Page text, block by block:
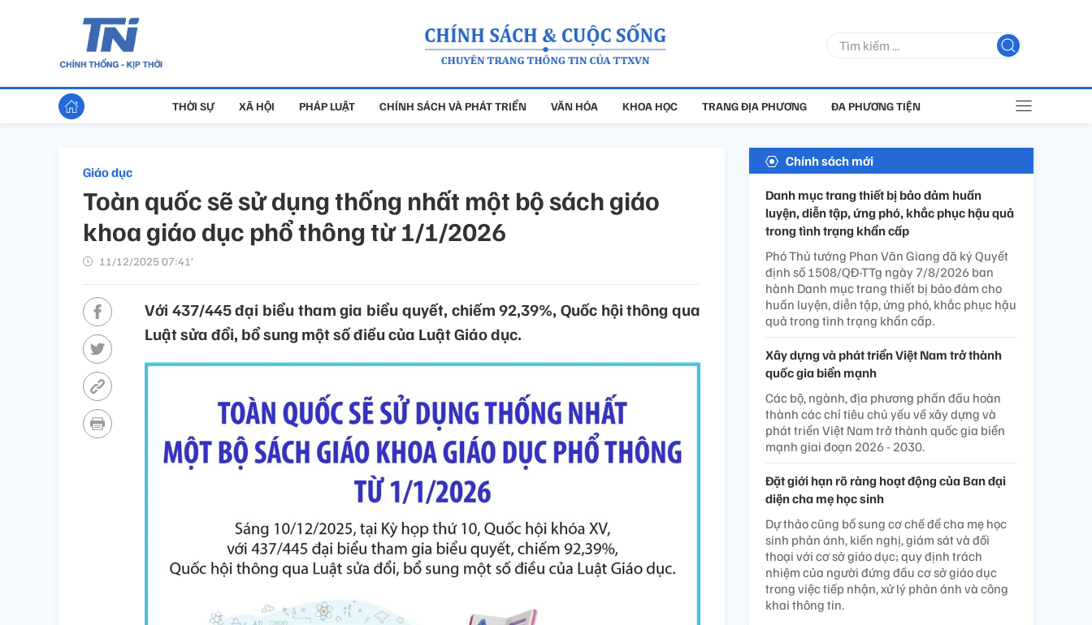
THỜI SỰ XÃ HỘI PHÁP LUẬT CHÍNH SÁCH VÀ PHÁT TRIỂN VĂN HÓA KHOA HỌC TRANG ĐỊA PHƯƠNG ĐA PHƯƠNG TIỆN
Giáo dục
Toàn quốc sẽ sử dụng thống nhất một bộ sách giáo
khoa giáo dục phổ thông từ 1/1/2026
11/12/2025 07:41’
Với 437/445 đại biểu tham gia biểu quyết, chiếm 92,39%, Quốc hội thông qua
Luật sửa đổi, bổ sung một số điều của Luật Giáo dục.
Chính sách mới
Danh mục trang thiết bị bảo đảm huấn
luyện, diễn tập, ứng phó, khắc phục hậu quả
trong tình trạng khẩn cấp
Phó Thủ tướng Phan Văn Giang đã ký Quyết
định số 1508/QĐ-TTg ngày 7/8/2026 ban
hành Danh mục trang thiết bị bảo đảm cho
huấn luyện, diễn tập, ứng phó, khắc phục hậu
quả trong tình trạng khẩn cấp.
Xây dựng và phát triển Việt Nam trở thành
quốc gia biển mạnh
Các bộ, ngành, địa phương phấn đấu hoàn
thành các chỉ tiêu chủ yếu về xây dựng và
phát triển Việt Nam trở thành quốc gia biển
mạnh giai đoạn 2026 - 2030.
Đặt giới hạn rõ ràng hoạt động của Ban đại
diện cha mẹ học sinh
Dự thảo cũng bổ sung cơ chế để cha mẹ học
sinh phản ánh, kiến nghị, giám sát và đối
thoại với cơ sở giáo dục; quy định trách
nhiệm của người đứng đầu cơ sở giáo dục
trong việc tiếp nhận, xử lý phản ánh và công
khai thông tin.